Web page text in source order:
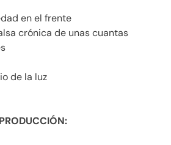
en el frente
crónica de unas cuantas
de la luz